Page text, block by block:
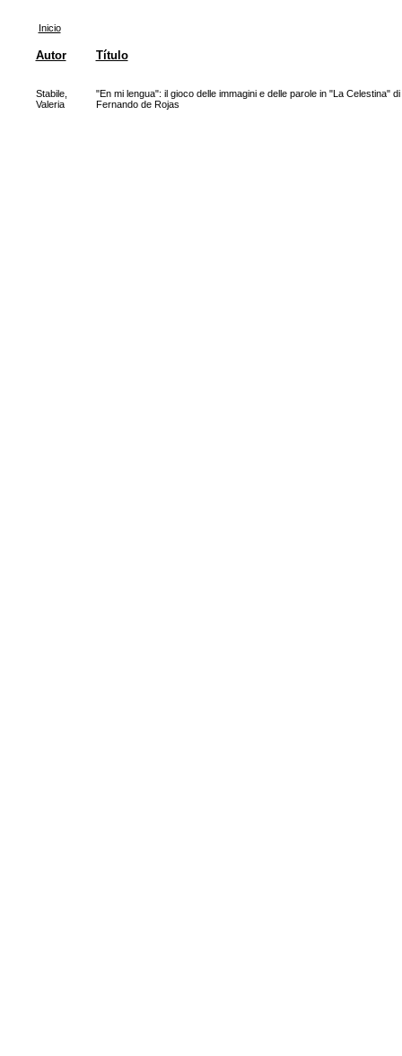
Inicio
Autor Título
Stabile,
Valeria
"En mi lengua": il gioco delle immagini e delle parole in "La Celestina" di
Fernando de Rojas